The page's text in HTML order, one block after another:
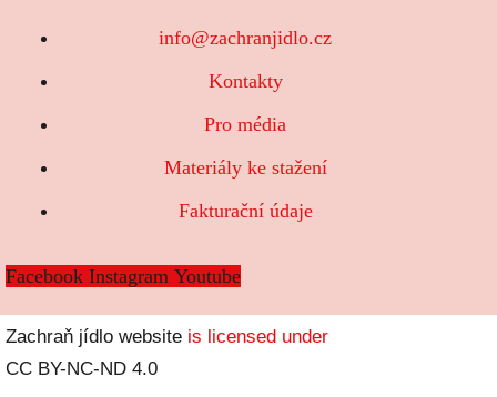
info@zachranjidlo.cz
Kontakty
Pro média
Materiály ke stažení
Fakturační údaje
Facebook Instagram Youtube
Zachraň jídlo website is licensed under
CC BY-NC-ND 4.0